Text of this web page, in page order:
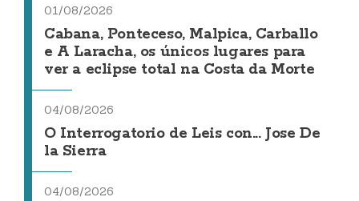
01/08/2026
Cabana, Ponteceso, Malpica, Carballo
e A Laracha, os únicos lugares para
ver a eclipse total na Costa da Morte
04/08/2026
O Interrogatorio de Leis con... Jose De
la Sierra
04/08/2026